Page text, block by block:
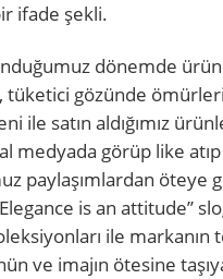
ifade şekli.
dönemde
tüketici gözünde ömürleri
ile satın aldığımız
medyada görüp like
paylaşımlardan öteye
is an attitude’’
ile markanın
ve imajın ötesine